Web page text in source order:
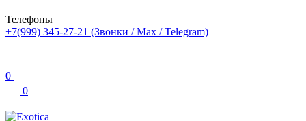
Телефоны
+7(999) 345-27-21 (Звонки / Max / Telegram)
0
0